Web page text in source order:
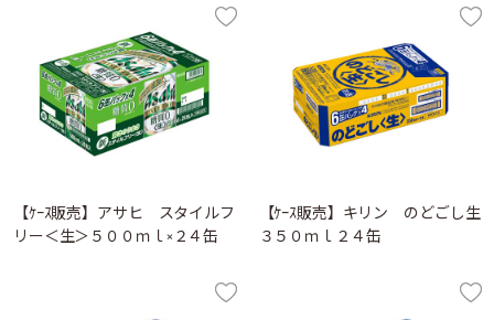
【ｹｰｽ販売】アサヒ スタイルフ
リー＜生＞５００ｍｌ×２４缶
【ｹｰｽ販売】キリン のどごし生
３５０ｍｌ２４缶